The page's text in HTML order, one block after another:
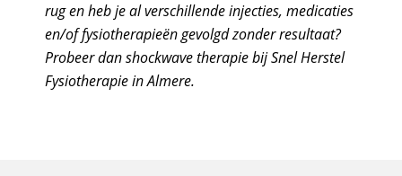
rug en heb je al verschillende injecties, medicaties
en/of fysiotherapieën gevolgd zonder resultaat?
Probeer dan shockwave therapie bij Snel Herstel
Fysiotherapie in Almere.